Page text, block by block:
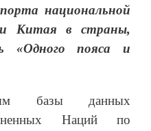
национальной
Китая в страны,
«Одного пояса и
базы данных
Наций по